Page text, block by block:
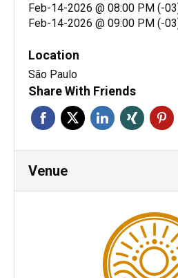
Feb-14-2026 @ 08:00 PM (-
Feb-14-2026 @ 09:00 PM (-
Location
São Paulo
Share With Friends
Venue